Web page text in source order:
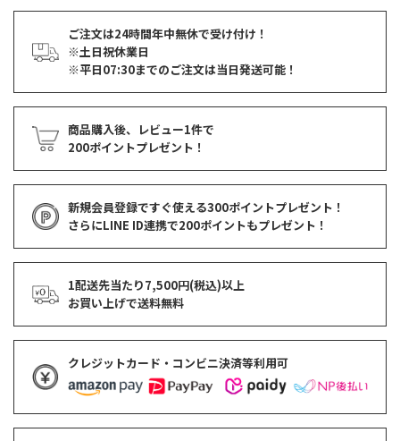
ご注文は24時間年中無休で受け付け！
※土日祝休業日
※平日07:30までのご注文は当日発送可能！
商品購入後、レビュー1件で
200ポイントプレゼント！
新規会員登録ですぐ使える300ポイントプレゼント！
さらにLINE ID連携で200ポイントもプレゼント！
1配送先当たり7,500円(税込)以上
お買い上げで送料無料
クレジットカード・コンビニ決済等利用可